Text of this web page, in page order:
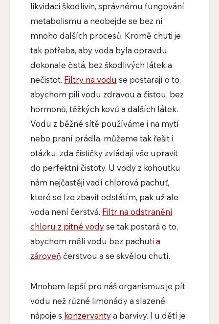
likvidaci škodlivin, správnému fungování
metabolismu a neobejde se bez ní
mnoho dalších procesů. Kromě chuti je
tak potřeba, aby voda byla opravdu
dokonale čistá, bez škodlivých látek a
nečistot. Filtry na vodu se postarají o to,
abychom pili vodu zdravou a čistou, bez
hormonů, těžkých kovů a dalších látek.
Vodu z běžné sítě používáme i na mytí
nebo praní prádla, můžeme tak řešit i
otázku, zda čističky zvládají vše upravit
do perfektní čistoty. U vody z kohoutku
nám nejčastěji vadí chlorová pachuť,
které se lze zbavit odstátím, pak už ale
voda není čerstvá. Filtr na odstranění
chloru z pitné vodyse tak postará o to,
abychom měli vodu bez pachuti a
zároveň čerstvou a se skvělou chutí.
Mnohem lepší pro náš organismus je pít
vodu než různé limonády a slazené
nápoje s konzervantya barvivy. I u dětí je